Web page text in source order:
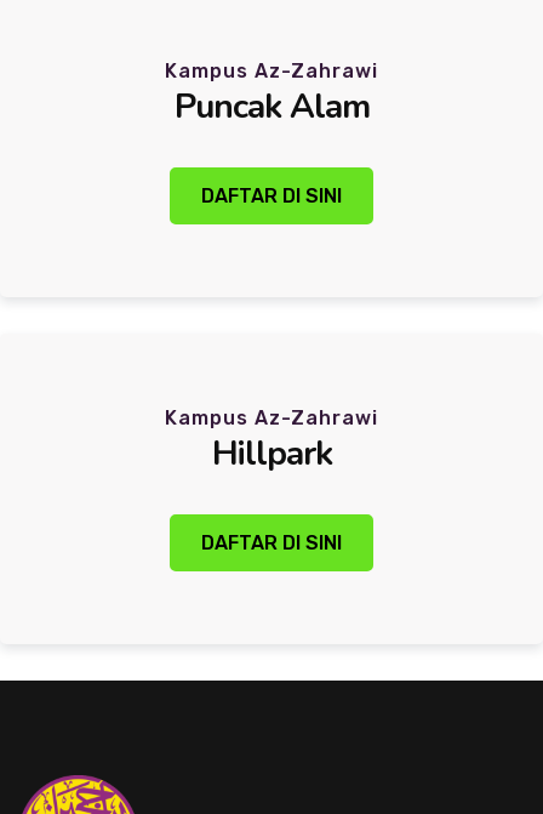
Kampus Az-Zahrawi
Puncak Alam
DAFTAR DI SINI
Kampus Az-Zahrawi
Hillpark
DAFTAR DI SINI